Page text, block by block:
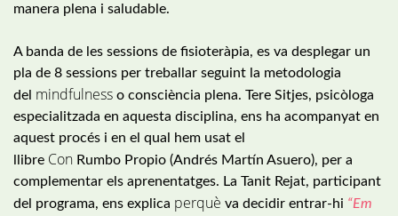
manera plena i saludable.
A banda de les sessions de fisioteràpia, es va desplegar un
pla de 8 sessions per treballar seguint la metodologia
del mindfulness o consciència plena. Tere Sitjes, psicòloga
especialitzada en aquesta disciplina, ens ha acompanyat en
aquest procés i en el qual hem usat el
llibre Con Rumbo Propio (Andrés Martín Asuero), per a
complementar els aprenentatges. La Tanit Rejat, participant
del programa, ens explica perquè va decidir entrar-hi “Em